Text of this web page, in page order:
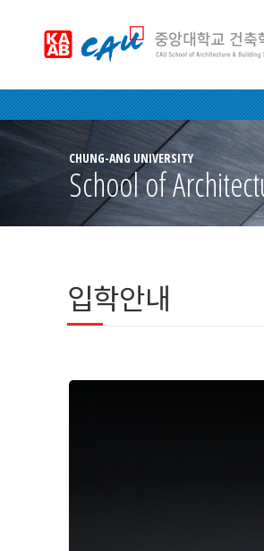
CHUNG-ANG UNIVERSITY
School of
입학안내